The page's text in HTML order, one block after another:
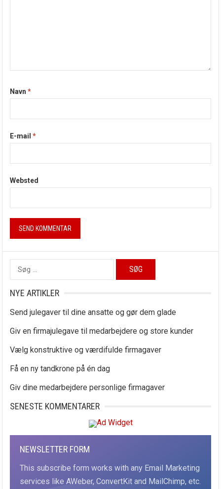
Navn*
E-mail*
Websted
Søg
efter:
NYE ARTIKLER
Send julegaver til dine ansatte og gør dem glade
Giv en firmajulegave til medarbejdere og store kunder
Vælg konstruktive og værdifulde firmagaver
Få en ny tandkrone på én dag
Giv dine medarbejdere personlige firmagaver
SENESTE KOMMENTARER
NEWSLETTER FORM
This subscribe form works with any Email Marketing
services like AWeber, ConvertKit and MailChimp, etc.